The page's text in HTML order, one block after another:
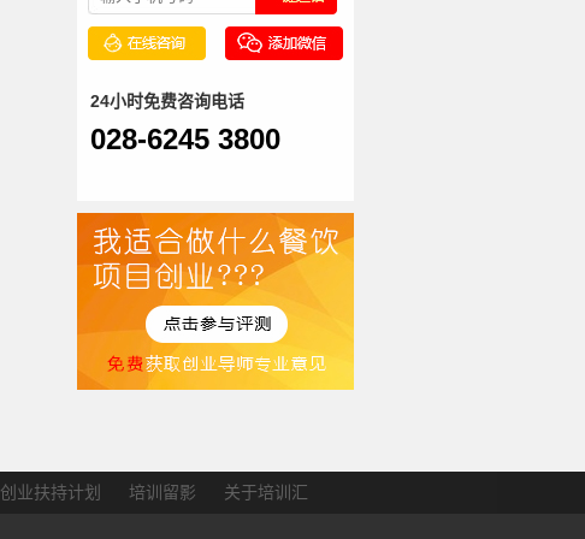
24小时免费咨询电话
028-6245 3800
创业扶持计划 培训留影 关于培训汇